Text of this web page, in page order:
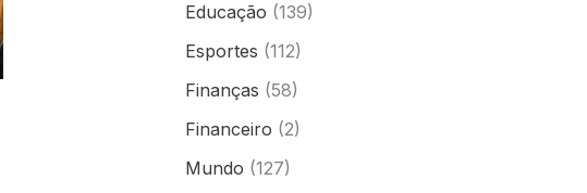
Educação (139)
Esportes (112)
Finanças (58)
Financeiro (2)
Mundo (127)